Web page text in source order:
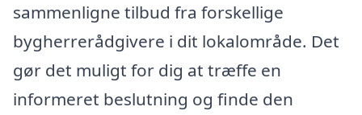
sammenligne tilbud fra forskellige
bygherrerådgivere i dit lokalområde. Det
gør det muligt for dig at træffe en
informeret beslutning og finde den